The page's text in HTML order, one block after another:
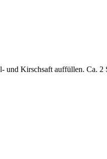
und Kirschsaft auffüllen. Ca.